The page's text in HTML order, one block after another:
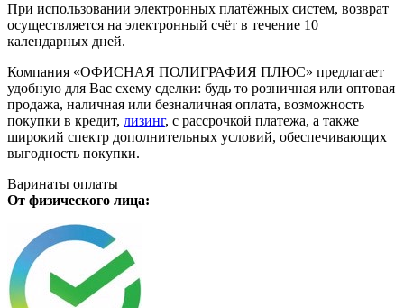
При использовании электронных платёжных систем, возврат
осуществляется на электронный счёт в течение 10
календарных дней.
Компания «ОФИСНАЯ ПОЛИГРАФИЯ ПЛЮС» предлагает
удобную для Вас схему сделки: будь то розничная или оптовая
продажа, наличная или безналичная оплата, возможность
покупки в кредит, лизинг, с рассрочкой платежа, а также
широкий спектр дополнительных условий, обеспечивающих
выгодность покупки.
Варинаты оплаты
От физического лица: